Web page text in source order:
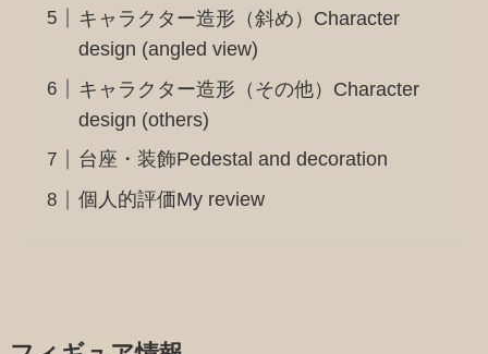
キャラクター造形（斜め）Character
design (angled view)
キャラクター造形（その他）Character
design (others)
台座・装飾Pedestal and decoration
個人的評価My review